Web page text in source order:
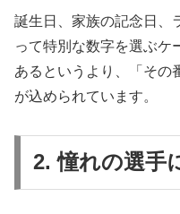
誕生日、家族の記念日、
って特別な数字を選ぶケ
あるというより、「その
が込められています。
2. 憧れの選手